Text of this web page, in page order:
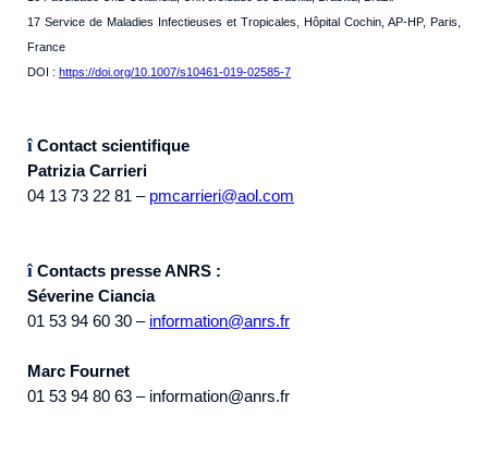
17 Service de Maladies Infectieuses et Tropicales, Hôpital Cochin, AP-HP, Paris,
France
DOI : https://doi.org/10.1007/s10461-019-02585-7
î Contact scientifique
Patrizia Carrieri
04 13 73 22 81 – pmcarrieri@aol.com
î Contacts presse ANRS :
Séverine Ciancia
01 53 94 60 30 – information@anrs.fr
Marc Fournet
01 53 94 80 63 – information@anrs.fr